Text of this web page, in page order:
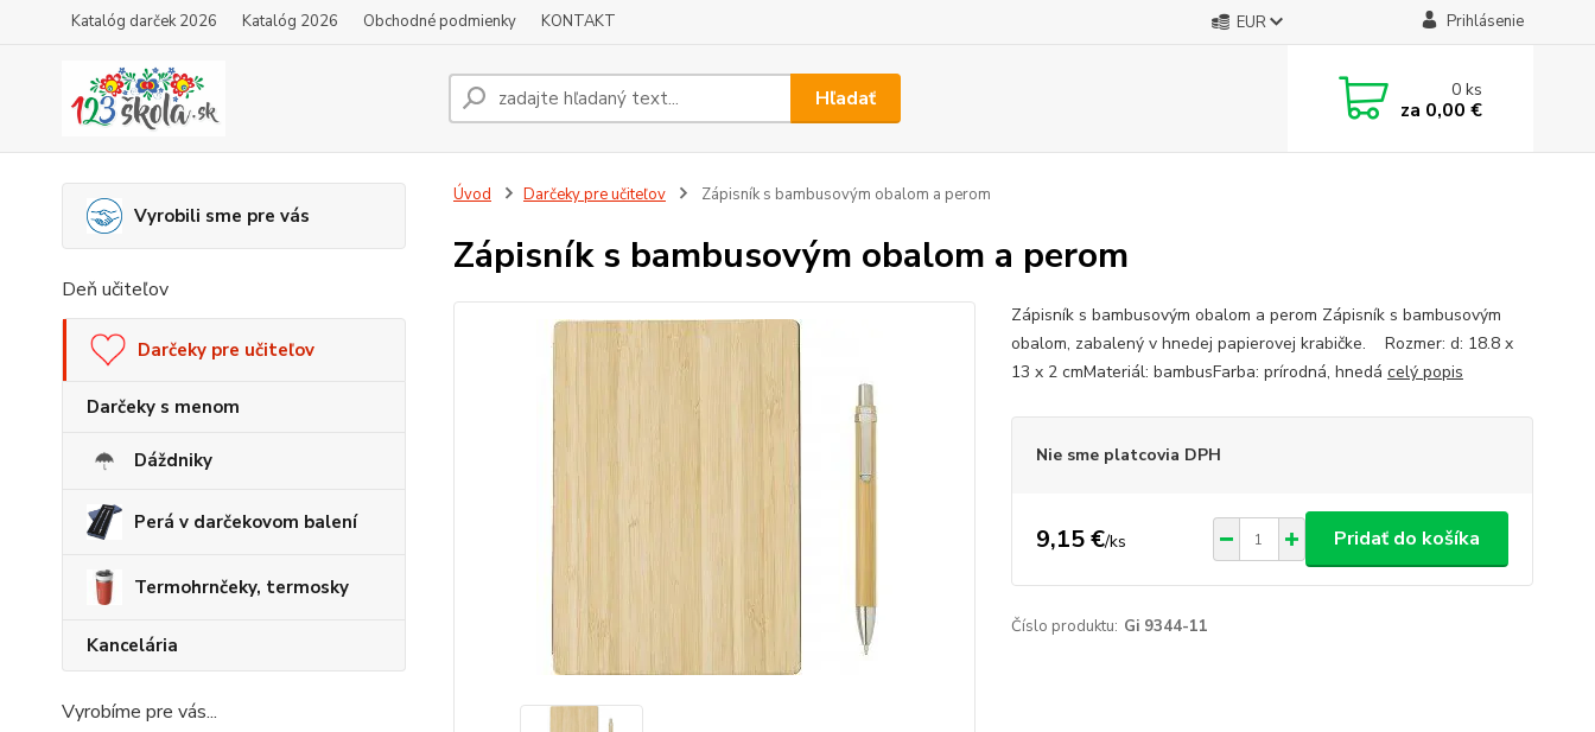
Katalóg darček 2026 Katalóg 2026 Obchodné podmienky KONTAKT EUR Prihlásenie
Hľadať 0ks
za 0,00 €
Vyrobili sme pre vás
Deň učiteľov
Darčeky pre učiteľov
Darčeky s menom
Dáždniky
Perá v darčekovom balení
Termohrnčeky, termosky
Kancelária
Vyrobíme pre vás...
Úvod Darčeky pre učiteľov Zápisník s bambusovým obalom a perom
Zápisník s bambusovým obalom a perom
Zápisník s bambusovým obalom a perom Zápisník s bambusovým
obalom, zabalený v hnedej papierovej krabičke. Rozmer: d: 18.8 x
13 x 2 cmMateriál: bambusFarba: prírodná, hnedá celý popis
Nie sme platcovia DPH
9,15 €/ks Pridať do košíka
Číslo produktu: Gi 9344-11